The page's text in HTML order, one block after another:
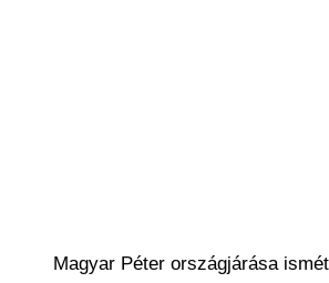
Magyar Péter országjárása